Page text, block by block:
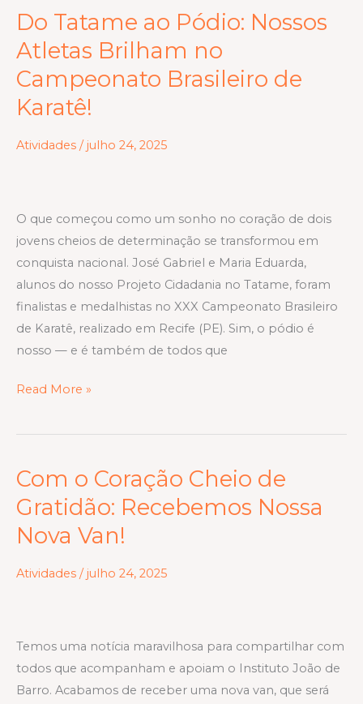
Do Tatame ao Pódio: Nossos
Atletas Brilham no
Campeonato Brasileiro de
Karatê!
Atividades / julho 24, 2025
O que começou como um sonho no coração de dois
jovens cheios de determinação se transformou em
conquista nacional. José Gabriel e Maria Eduarda,
alunos do nosso Projeto Cidadania no Tatame, foram
finalistas e medalhistas no XXX Campeonato Brasileiro
de Karatê, realizado em Recife (PE). Sim, o pódio é
nosso — e é também de todos que
Do
Tatame
ao
Pódio:
Nossos
Brilham
Brasileiro
de
Karatê!
Read More »
Com o Coração Cheio de
Gratidão: Recebemos Nossa
Nova Van!
Atividades / julho 24, 2025
Temos uma notícia maravilhosa para compartilhar com
todos que acompanham e apoiam o Instituto João de
Barro. Acabamos de receber uma nova van, que será
Com
o
Coração
Cheio
Nova
Van!